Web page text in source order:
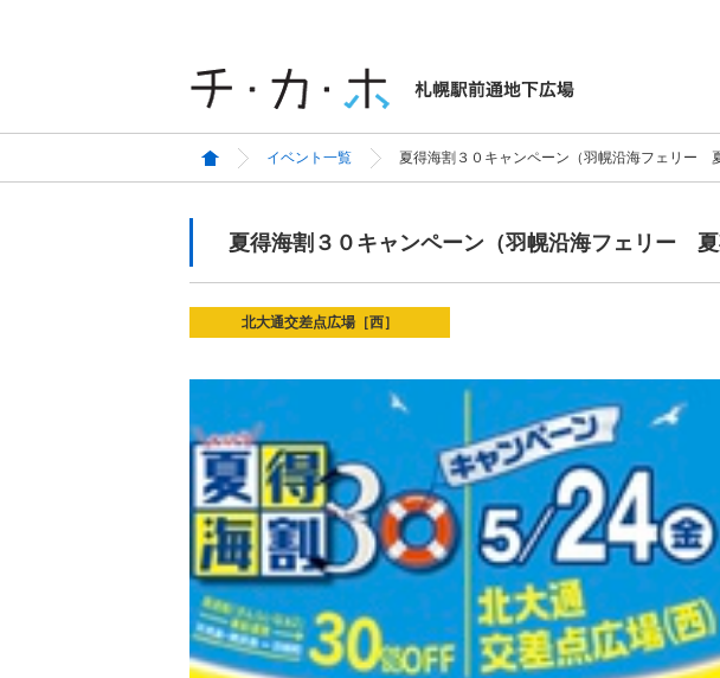
イベント一覧 夏得海割３０キャンペーン（羽幌沿海フェリー
夏得海割３０キャンペーン（羽幌沿海フェリー 夏
北大通交差点広場［西］